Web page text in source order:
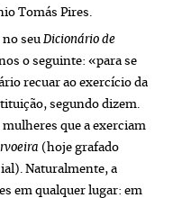
Tomás Pires.
no seu Dicionário de
o seguinte: «para se
recuar ao exercício da
segundo dizem.
que a exerciam
(hoje grafado
Naturalmente, a
em qualquer lugar: em